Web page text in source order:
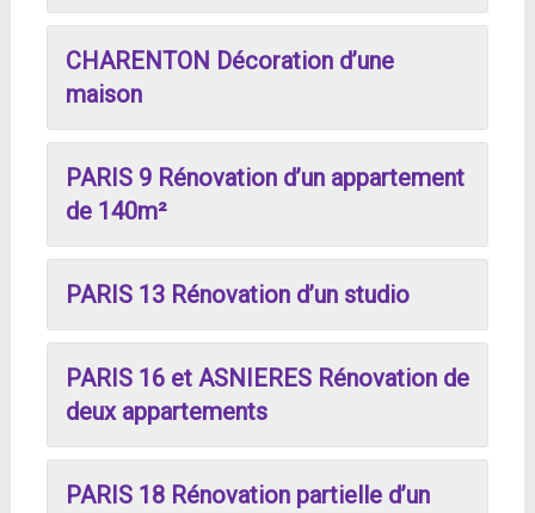
CHARENTON Décoration d’une
maison
PARIS 9 Rénovation d’un appartement
de 140m²
PARIS 13 Rénovation d’un studio
PARIS 16 et ASNIERES Rénovation de
deux appartements
PARIS 18 Rénovation partielle d’un